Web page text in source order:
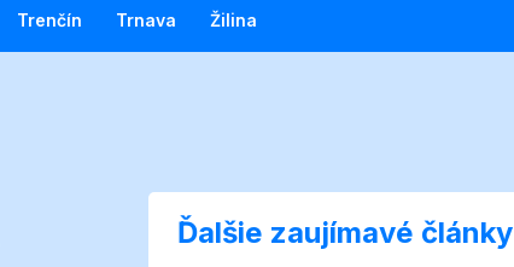
Trenčín Trnava Žilina
Ďalšie zaujímavé články